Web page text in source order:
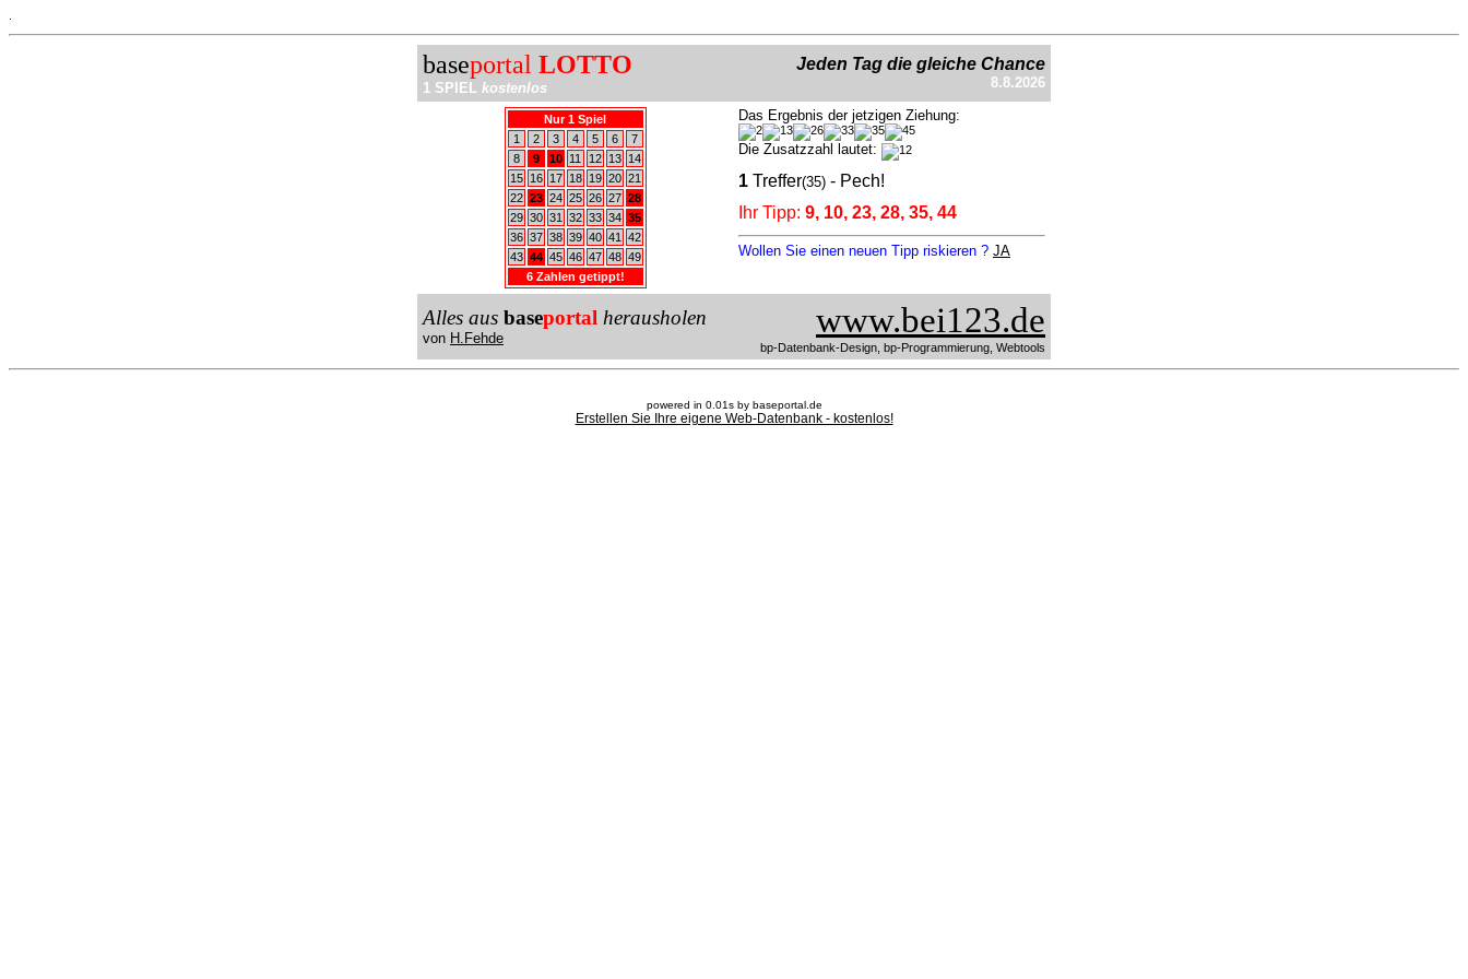
baseportal LOTTO
1 SPIEL kostenlos
Jeden Tag die gleiche Chance
8.8.2026
Nur 1 Spiel
1
2 3 4 5 6
7
8
9 10 11 12 13
14
15
16 17 18 19 20 21
22 23 24 25 26 27 28
29 30 31 32 33 34 35
36 37 38 39 40 41
42
43 44 45 46 47 48 49
6 Zahlen getippt!
Das Ergebnis der jetzigen Ziehung:
Die Zusatzzahl lautet:
1 Treffer(35) - Pech!
Ihr Tipp: 9, 10, 23, 28, 35, 44
Wollen Sie einen neuen Tipp riskieren ? JA
Alles aus baseportal herausholen
von H.Fehde www.bei123.de
bp-Datenbank-Design, bp-Programmierung, Webtools
powered in 0.01s by baseportal.de
Erstellen Sie Ihre eigene Web-Datenbank - kostenlos!